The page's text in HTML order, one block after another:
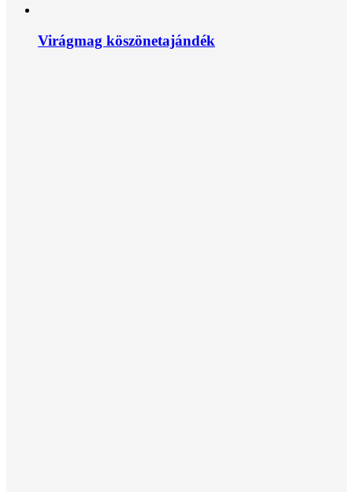
Virágmag köszönetajándék